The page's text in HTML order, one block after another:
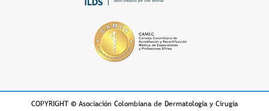
COPYRIGHT © Asociación Colombiana de Dermatología y Cirugía